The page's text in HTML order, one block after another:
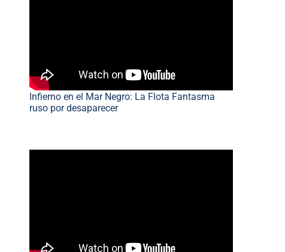
Infierno en el Mar Negro: La Flota Fantasma
ruso por desaparecer